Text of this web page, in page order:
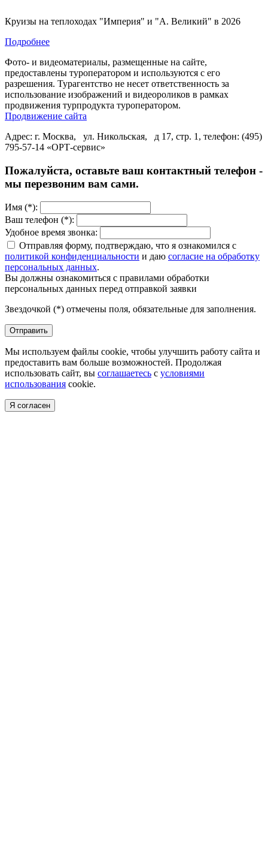
Круизы на теплоходах "Империя" и "А. Великий" в 2026
Подробнее
Фото- и видеоматериалы, размещенные на сайте,
предоставлены туроператором и используются с его
разрешения. Турагентство не несет ответственность за
использование изображений и видеороликов в рамках
продвижения турпродукта туроператором.
Продвижение сайта
Адрес: г. Москва, ул. Никольская, д 17, стр. 1, телефон: (495)
795-57-14 «ОРТ-сервис»
Пожалуйста, оставьте ваш контактный телефон -
мы перезвоним вам сами.
Имя (*):
Ваш телефон (*):
Удобное время звонка:
Отправляя форму, подтверждаю, что я ознакомился с
политикой конфиденциальности и даю согласие на обработку
персональных данных.
Вы должны ознакомиться с правилами обработки
персональных данных перед отправкой заявки
Звездочкой (*) отмечены поля, обязательные для заполнения.
Отправить
Мы используем файлы cookie, чтобы улучшить работу сайта и
предоставить вам больше возможностей. Продолжая
использовать сайт, вы соглашаетесь с условиями
использования cookie.
Я согласен